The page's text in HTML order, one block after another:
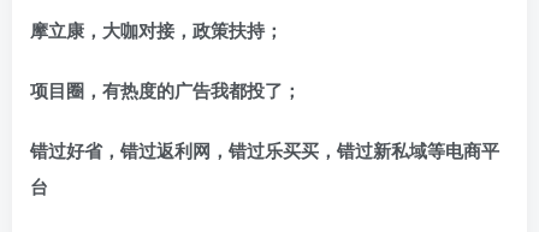
摩立康 ，大咖对接，政策扶持；
项目圈，有热度的广告我都投了；
错过好省，错过返利网，错过乐买买，错过新私域等电商平
台